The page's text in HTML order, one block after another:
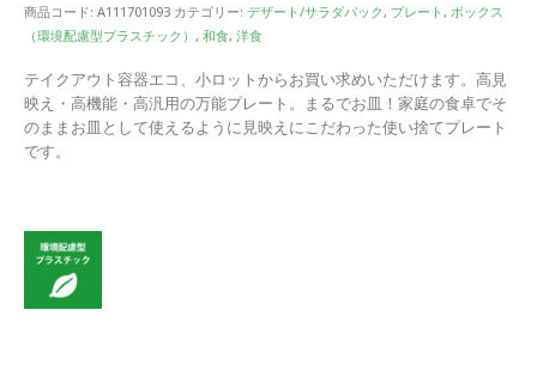
商品コード: A111701093 カテゴリー: デザート/サラダパック , プレート , ボックス
（環境配慮型プラスチック） , 和食, 洋食
テイクアウト容器エコ、小ロットからお買い求めいただけます。高見
映え・高機能・高汎用の万能プレート。まるでお皿！家庭の食卓でそ
のままお皿として使えるように見映えにこだわった使い捨てプレート
です。